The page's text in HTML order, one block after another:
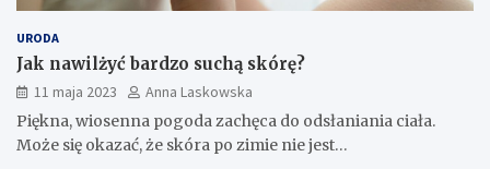
URODA
Jak nawilżyć bardzo suchą skórę?
11 maja 2023
Anna Laskowska
Piękna, wiosenna pogoda zachęca do odsłaniania ciała.
Może się okazać, że skóra po zimie nie jest…